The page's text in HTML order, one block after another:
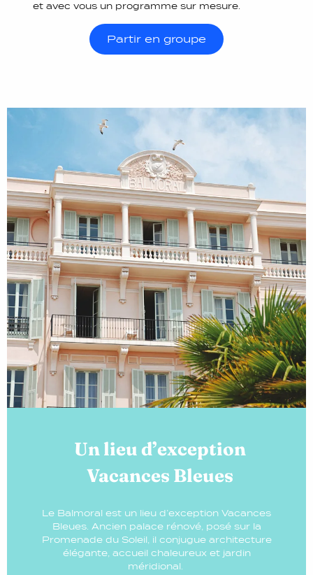
et avec vous un programme sur mesure.
Partir en groupe
Un lieu d’exception
Vacances Bleues
Le Balmoral est un lieu d’exception Vacances
Bleues. Ancien palace rénové, posé sur la
Promenade du Soleil, il conjugue architecture
élégante, accueil chaleureux et jardin
méridional.